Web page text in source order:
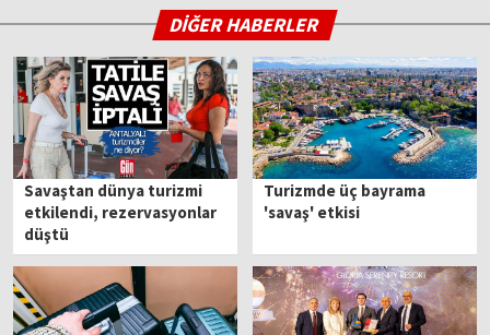
DİĞER HABERLER
Savaştan dünya turizmi
etkilendi, rezervasyonlar
düştü
Turizmde üç bayrama
'savaş' etkisi